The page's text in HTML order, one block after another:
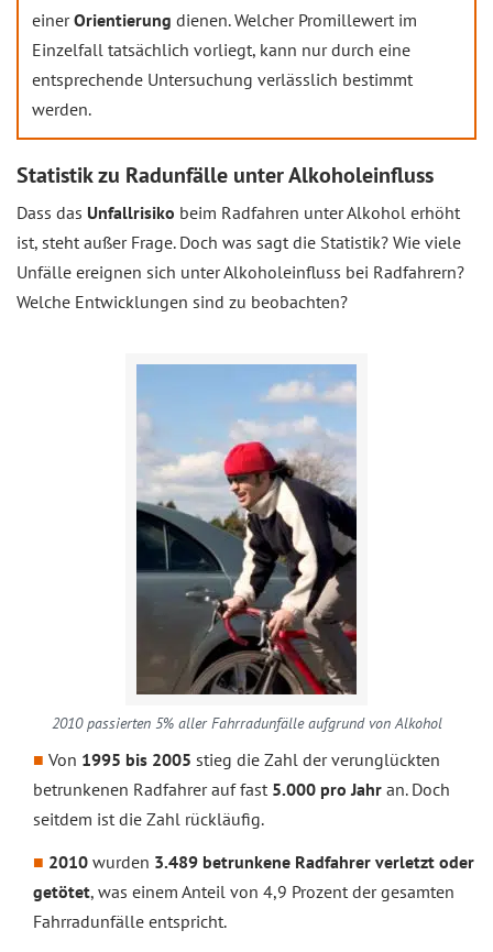
einerOrientierung dienen. Welcher Promillewert im
Einzelfall tatsächlich vorliegt, kann nur durch eine
entsprechende Untersuchung verlässlich bestimmt
werden.
Statistik zu Radunfälle unter Alkoholeinfluss
Dass das Unfallrisiko beim Radfahren unter Alkohol erhöht
ist, steht außer Frage. Doch was sagt die Statistik? Wie viele
Unfälle ereignen sich unter Alkoholeinfluss bei Radfahrern?
Welche Entwicklungen sind zu beobachten?
2010 passierten 5% aller Fahrradunfälle aufgrund von Alkohol
Von 1995 bis 2005 stieg die Zahl der verunglückten
betrunkenen Radfahrer auf fast 5.000 pro Jahr an. Doch
seitdem ist die Zahl rückläufig.
2010 wurden 3.489 betrunkene Radfahrer verletzt oder
getötet, was einem Anteil von 4,9 Prozent der gesamten
Fahrradunfälle entspricht.